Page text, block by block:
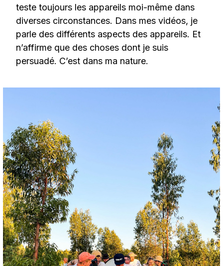
teste toujours les appareils moi-même dans
diverses circonstances. Dans mes vidéos, je
parle des différents aspects des appareils. Et
n’affirme que des choses dont je suis
persuadé. C’est dans ma nature.